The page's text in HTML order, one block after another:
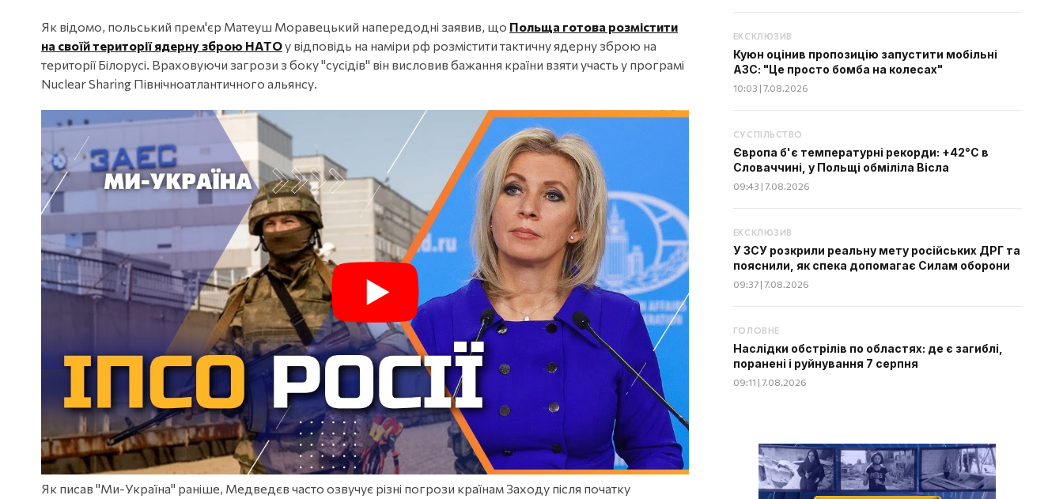
Як відомо, польський прем'єр Матеуш Моравецький напередодні заявив, що Польща готова розмістити
на своїй території ядерну зброю НАТОу відповідь на наміри рф розмістити тактичну ядерну зброю на
території Білорусі. Враховуючи загрози з боку "сусідів" він висловив бажання країни взяти участь у програмі
Nuclear Sharing Північноатлантичного альянсу.
Як писав "Ми-Україна" раніше, Медведєв часто озвучує різні погрози країнам Заходу після початку
ЕКСКЛЮЗИВ
Куюн оцінив пропозицію запустити мобільні
АЗС: "Це просто бомба на колесах"
10:03 | 7.08.2026
СУСПІЛЬСТВО
Європа б'є температурні рекорди: +42°C в
Словаччині, у Польщі обміліла Вісла
09:43 | 7.08.2026
ЕКСКЛЮЗИВ
У ЗСУ розкрили реальну мету російських ДРГ та
пояснили, як спека допомагає Силам оборони
09:37 | 7.08.2026
ГОЛОВНЕ
Наслідки обстрілів по областях: де є загиблі,
поранені і руйнування 7 серпня
09:11 | 7.08.2026